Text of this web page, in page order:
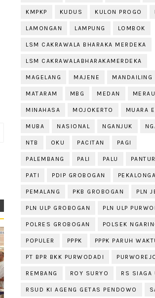
KMPKP KUDUS KULON PROGO
LAMONGAN LAMPUNG LOMBOK
LSM CAKRAWALA BHARAKA MERDEKA
LSM CAKRAWALABHARAKAMERDEKA
MAGELANG MAJENE MANDAILING
MATARAM MBG MEDAN
MINAHASA MOJOKERTO MUARA
MUBA NASIONAL NGANJUK
NTB OKU PACITAN PAGI
PALEMBANG PALI PALU
PATI PDIP GROBOGAN
PEMALANG PKB GROBOGAN PLN
PLN ULP GROBOGAN PLN ULP
POLRES GROBOGAN POLSEK
POPULER PPPK PPPK PARUH
PT BPR BKK PURWODADI
REMBANG ROY SURYO RS SIAGA
RSUD KI AGENG GETAS PENDOWO